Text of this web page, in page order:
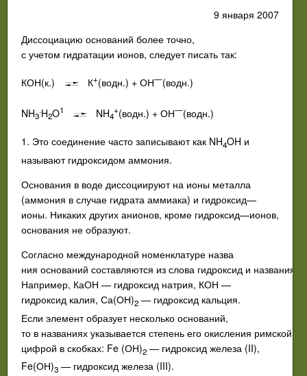
9 января 2007
Диссоциацию оснований более точно,
с учетом гидратации ионов, следует писать так:
КОН(к.) К+(водн.) + ОН—(водн.)
NH3
.H2O1 NH4
+(водн.) + ОН—(водн.)
1. Это соединение часто записывают как NH4OH и
называют гидроксидом аммония.
Основания в воде диссоциируют на ионы металла
(аммония в слу­чае гидрата аммиака) и гидроксид—
ионы. Никаких других анионов, кроме гидроксид—ионов,
основания не образуют.
Согласно международной номенклатуре назва­
ния оснований составляются из слова гидроксид и названия
Например, КаОН — гидроксид натрия, КОН —
гидроксид калия, Са(ОН)2 — гидроксид кальция.
Если элемент образует несколько осно­ваний,
то в названиях указывается степень его окисления римской
цифрой в скобках: Fe (ОН)2 — гидроксид железа (II),
Fe(ОН)3 — гид­роксид железа (III).